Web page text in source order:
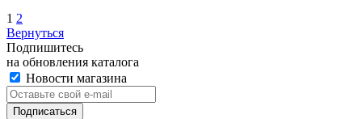
1 2
Вернуться
Подпишитесь
на обновления каталога
Новости магазина